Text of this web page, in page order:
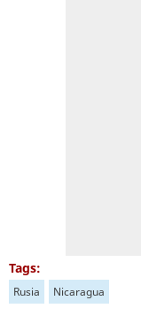
Tags:
Rusia Nicaragua